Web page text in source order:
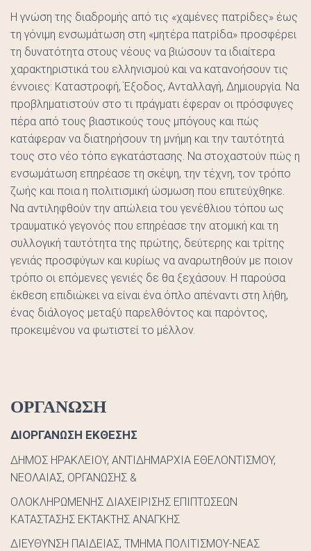
Η γνώση της διαδρομής από τις «χαμένες πατρίδες» έως
τη γόνιμη ενσωμάτωση στη «μητέρα πατρίδα» προσφέρει
τη δυνατότητα στους νέους να βιώσουν τα ιδιαίτερα
χαρακτηριστικά του ελληνισμού και να κατανοήσουν τις
έννοιες: Καταστροφή, Έξοδος, Ανταλλαγή, Δημιουργία. Να
προβληματιστούν στο τι πράγματι έφεραν οι πρόσφυγες
πέρα από τους βιαστικούς τους μπόγους και πώς
κατάφεραν να διατηρήσουν τη μνήμη και την ταυτότητά
τους στο νέο τόπο εγκατάστασης. Να στοχαστούν πώς η
ενσωμάτωση επηρέασε τη σκέψη, την τέχνη, τον τρόπο
ζωής και ποια η πολιτισμική ώσμωση που επιτεύχθηκε.
Να αντιληφθούν την απώλεια του γενέθλιου τόπου ως
τραυματικό γεγονός που επηρέασε την ατομική και τη
συλλογική ταυτότητα της πρώτης, δεύτερης και τρίτης
γενιάς προσφύγων και κυρίως να αναρωτηθούν με ποιον
τρόπο οι επόμενες γενιές δε θα ξεχάσουν. Η παρούσα
έκθεση επιδιώκει να είναι ένα όπλο απέναντι στη λήθη,
ένας διάλογος μεταξύ παρελθόντος και παρόντος,
προκειμένου να φωτιστεί το μέλλον.
ΟΡΓΑΝΩΣΗ
ΔΙΟΡΓΑΝΩΣΗ ΕΚΘΕΣΗΣ
ΔΗΜΟΣ ΗΡΑΚΛΕΙΟΥ, ΑΝΤΙΔΗΜΑΡΧΙΑ ΕΘΕΛΟΝΤΙΣΜΟΥ,
ΝΕΟΛΑIΑΣ, ΟΡΓΑΝΩΣΗΣ &
ΟΛΟΚΛΗΡΩΜΕΝΗΣ ΔΙΑΧΕΙΡΙΣΗΣ ΕΠΙΠΤΩΣΕΩΝ
ΚΑΤΑΣΤΑΣΗΣ ΕΚΤΑΚΤΗΣ ΑΝΑΓΚΗΣ
ΔΙΕΥΘΥΝΣΗ ΠΑΙΔΕΙΑΣ, ΤΜΗΜΑ ΠΟΛΙΤΙΣΜΟΥ-ΝΕΑΣ